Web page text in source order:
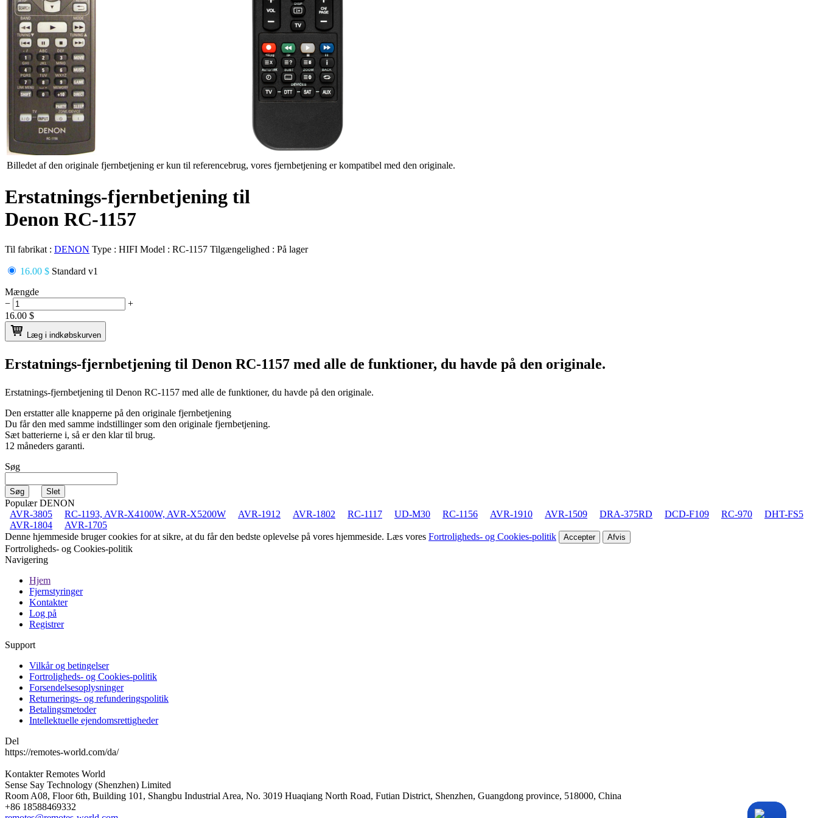
Billedet af den originale fjernbetjening er kun til referencebrug, vores fjernbetjening er kompatibel med den originale.
Erstatnings-fjernbetjening til
Denon RC-1157
Til fabrikat : DENON Type : HIFI Model : RC-1157 Tilgængelighed : På lager
16.00 $ Standard v1
Mængde
−
+
16.00 $
Læg i indkøbskurven
Erstatnings-fjernbetjening til Denon RC-1157 med alle de funktioner, du havde på den originale.
Erstatnings-fjernbetjening til Denon RC-1157 med alle de funktioner, du havde på den originale.
Den erstatter alle knapperne på den originale fjernbetjening
Du får den med samme indstillinger som den originale fjernbetjening.
Sæt batterierne i, så er den klar til brug.
12 måneders garanti.
Søg
Populær DENON
AVR-3805
RC-1193, AVR-X4100W, AVR-X5200W AVR-1912 AVR-1802 RC-1117 UD-M30 RC-1156 AVR-1910 AVR-1509 DRA-375RD DCD-F109 RC-970
DHT-FS5
AVR-1804
AVR-1705
Denne hjemmeside bruger cookies for at sikre, at du får den bedste oplevelse på vores hjemmeside. Læs vores Fortroligheds- og Cookies-politik Accepter Afvis
Fortroligheds- og Cookies-politik
Navigering
Hjem
Fjernstyringer
Kontakter
Log på
Registrer
Support
Vilkår og betingelser
Fortroligheds- og Cookies-politik
Forsendelsesoplysninger
Returnerings- og refunderingspolitik
Betalingsmetoder
Intellektuelle ejendomsrettigheder
Del
https://remotes-world.com/da/
Kontakter Remotes World
Sense Say Technology (Shenzhen) Limited
Room A08, Floor 6th, Building 101, Shangbu Industrial Area, No. 3019 Huaqiang North Road, Futian District, Shenzhen, Guangdong province, 518000, China
+86 18588469332